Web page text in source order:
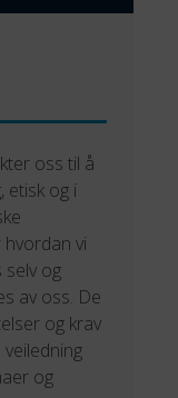
oss til å
etisk og i
vi
og
av oss. De
og krav
og